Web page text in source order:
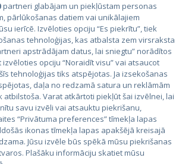
partneri glabājam un piekļūstam personas
pārlūkošanas datiem vai unikālajiem
ierīcē. Izvēloties opciju “Es piekrītu”, tiek
tehnoloģijas, kas atbalsta zem virsraksta
apstrādājam datus, lai sniegtu” norādītos
opciju “Noraidīt visu” vai atsaucot
tehnoloģijas tiks atspējotas. Ja izsekošanas
daļa no redzamā satura un reklāmām
atbilstoša. Varat atkārtoti piekļūt šai izvēlnei, lai
savu izvēli vai atsauktu piekrišanu,
“Privātuma preferences” tīmekļa lapas
ikonas tīmekļa lapas apakšējā kreisajā
Jūsu izvēle būs spēkā mūsu piekrišanas
Plašāku informāciju skatiet mūsu